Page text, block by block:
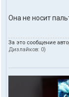
Она не носит
За это сообщение
Дизлайков: 0)